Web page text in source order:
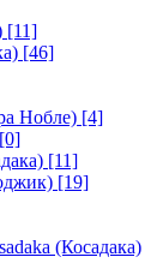
[11]
[46]
Нобле) [4]
[0]
[11]
[19]
(Косадака)